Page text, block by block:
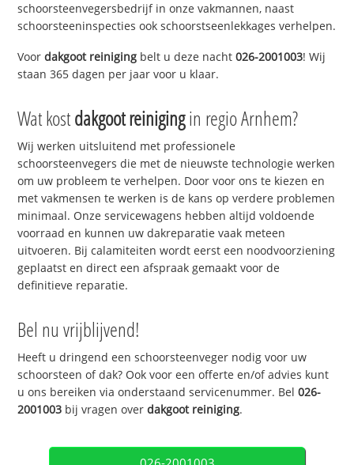
schoorsteenvegersbedrijf in onze vakmannen, naast
schoorsteeninspecties ook schoorstseenlekkages verhelpen.
Voordakgoot reiniging belt u deze nacht026-2001003! Wij
staan 365 dagen per jaar voor u klaar.
Wat kostdakgoot reinigingin regio Arnhem?
Wij werken uitsluitend met professionele
schoorsteenvegers die met de nieuwste technologie werken
om uw probleem te verhelpen. Door voor ons te kiezen en
met vakmensen te werken is de kans op verdere problemen
minimaal. Onze servicewagens hebben altijd voldoende
voorraad en kunnen uw dakreparatie vaak meteen
uitvoeren. Bij calamiteiten wordt eerst een noodvoorziening
geplaatst en direct een afspraak gemaakt voor de
definitieve reparatie.
Bel nu vrijblijvend!
Heeft u dringend een schoorsteenveger nodig voor uw
schoorsteen of dak? Ook voor een offerte en/of advies kunt
u ons bereiken via onderstaand servicenummer. Bel026-
2001003 bij vragen overdakgoot reiniging.